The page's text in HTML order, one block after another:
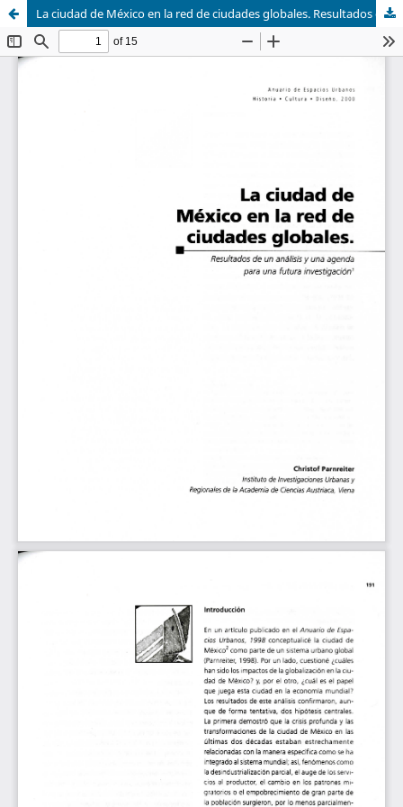
La ciudad de México en la red de ciudades globales. Resultados de un análisis y una agenda para una futura investigación